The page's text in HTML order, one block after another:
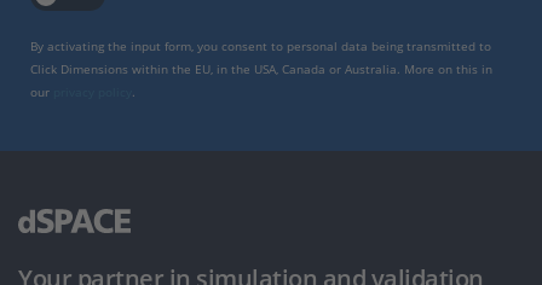
By activating the input form, you consent to personal data being transmitted to
Click Dimensions within the EU, in the USA, Canada or Australia. More on this in
our
.
Your partner in simulation and validation